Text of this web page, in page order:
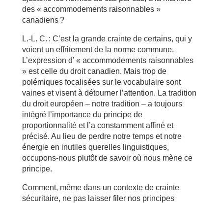
des « accommodements raisonnables »
canadiens ?
L.-L. C. : C’est la grande crainte de certains, qui y
voient un effritement de la norme commune.
L’expression d’ « accommodements raisonnables
» est celle du droit canadien. Mais trop de
polémiques focalisées sur le vocabulaire sont
vaines et visent à détourner l’attention. La tradition
du droit européen – notre tradition – a toujours
intégré l’importance du principe de
proportionnalité et l’a constamment affiné et
précisé. Au lieu de perdre notre temps et notre
énergie en inutiles querelles linguistiques,
occupons-nous plutôt de savoir où nous mène ce
principe.
Comment, même dans un contexte de crainte
sécuritaire, ne pas laisser filer nos principes